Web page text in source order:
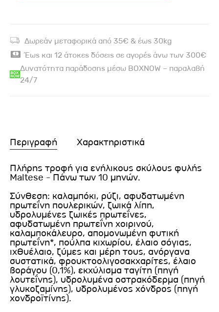
Δωρεάν μεταφορικά από 35€ & έως 30kg
Έως και 12 άτοκες δόσεις σε αγορές άνω των 300€
Δυνατότητα παράδοσης μέσω BOXNOW – παραλαβή
24/7
Περιγραφή Χαρακτηριστικά
Πλήρης τροφή για ενήλικους σκύλους φυλής
Maltese - Πάνω των 10 μηνών.
Σύνθεση: καλαμπόκι, ρύζι, αφυδατωμένη
πρωτεΐνη πουλερικών, ζωικά λίπη,
υδρολυμένες ζωικές πρωτεΐνες,
αφυδατωμένη πρωτεΐνη χοιρινού,
καλαμποκάλευρο, απομονωμένη φυτική
πρωτεΐνη*, πούλπα κιχωρίου, έλαιο σόγιας,
ιχθυέλαιο, ζύμες και μέρη τους, ανόργανα
συστατικά, φρουκτοολιγοσακχαρίτες, έλαιο
βοράγου (0,1%), εκχύλισμα ταγίτη (πηγή
λουτεΐνης), υδρολυμένα οστρακόδερμα (πηγή
γλυκοζαμίνης), υδρολυμένος χόνδρος (πηγή
χονδροϊτίνης).